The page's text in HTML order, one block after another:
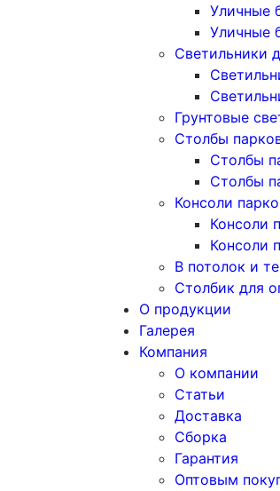
Уличные
Уличные
Светильники
Грунтовые
Столбы
Столбы
Столбы
Консоли
Консоли
Консоли
В потолок и
Столбик для
О продукции
Галерея
Компания
О компании
Статьи
Доставка
Сборка
Гарантия
Оптовым